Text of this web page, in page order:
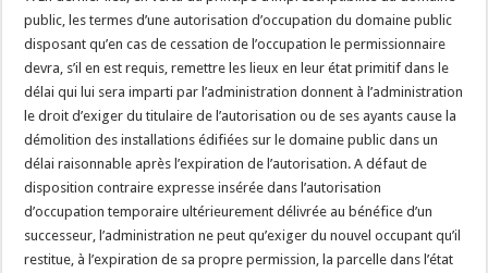
public, les termes d’une autorisation d’occupation du domaine public
disposant qu’en cas de cessation de l’occupation le permissionnaire
devra, s’il en est requis, remettre les lieux en leur état primitif dans le
délai qui lui sera imparti par l’administration donnent à l’administration
le droit d’exiger du titulaire de l’autorisation ou de ses ayants cause la
démolition des installations édifiées sur le domaine public dans un
délai raisonnable après l’expiration de l’autorisation. A défaut de
disposition contraire expresse insérée dans l’autorisation
d’occupation temporaire ultérieurement délivrée au bénéfice d’un
successeur, l’administration ne peut qu’exiger du nouvel occupant qu’il
restitue, à l’expiration de sa propre permission, la parcelle dans l’état